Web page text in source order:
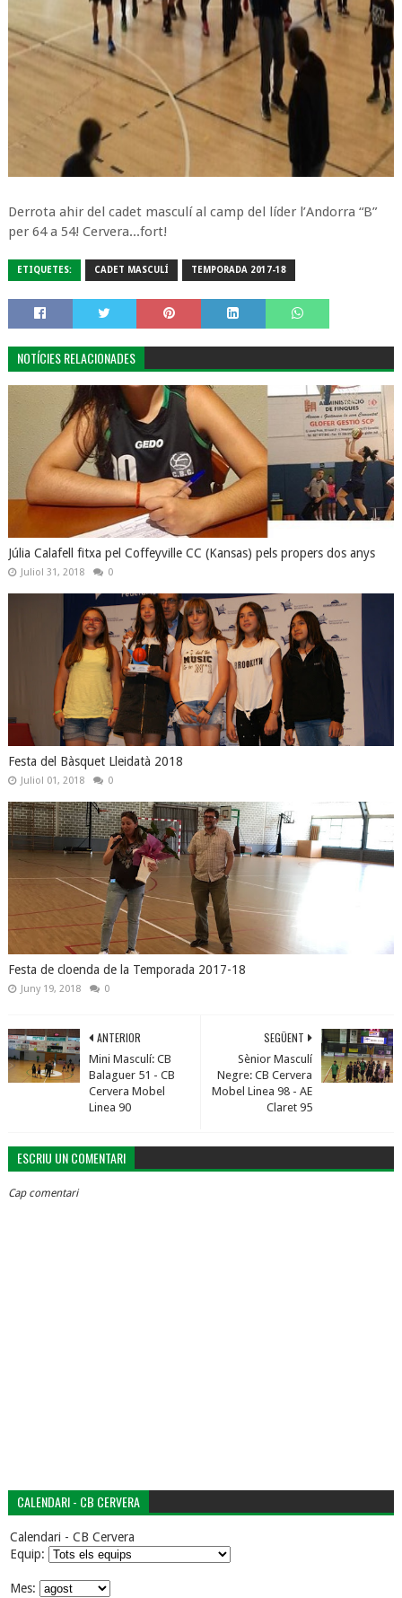
Derrota ahir del cadet masculí al camp del líder l’Andorra “B”
per 64 a 54! Cervera...fort!
ETIQUETES: CADET MASCULÍ TEMPORADA 2017-18
NOTÍCIES RELACIONADES
Júlia Calafell fitxa pel Coffeyville CC (Kansas) pels propers dos anys
Juliol 31, 2018 0
Festa del Bàsquet Lleidatà 2018
Juliol 01, 2018 0
Festa de cloenda de la Temporada 2017-18
Juny 19, 2018 0
SEGÜENT
Sènior Masculí
Negre: CB Cervera
Mobel Linea 98 - AE
Claret 95
ANTERIOR
Mini Masculí: CB
Balaguer 51 - CB
Cervera Mobel
Linea 90
ESCRIU UN COMENTARI
Cap comentari
CALENDARI - CB CERVERA
Calendari - CB Cervera
Equip:
Mes: